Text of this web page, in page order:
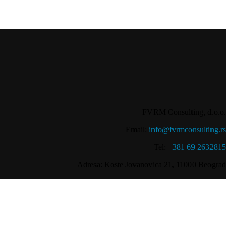
info@fvrmconsulting.rs
+381 69 2632815